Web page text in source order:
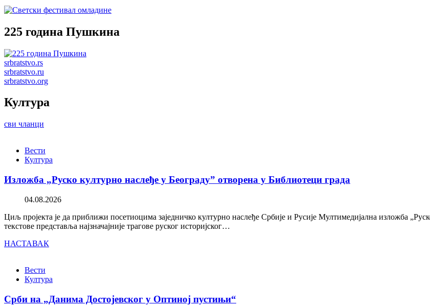
225 година Пушкина
srbratstvo.rs
srbratstvo.ru
srbratstvo.org
Култура
сви чланци
Вести
Култура
Изложба „Руско културно наслеђе у Београду” отворена у Библиотеци града
04.08.2026
Циљ пројекта је да приближи посетиоцима заједничко културно наслеђе Србије и Русије Мултимедијална изложба
текстове представља најзначајније трагове руског историјског…
НАСТАВАК
Вести
Култура
Срби на „Данима Достојевског у Оптиној пустињи“